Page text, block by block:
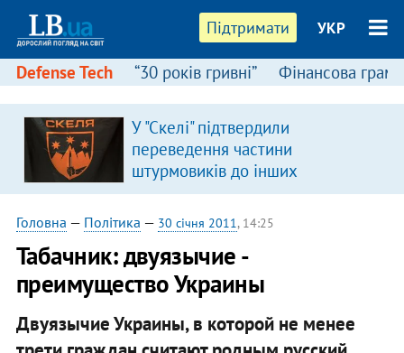
Підтримати УКР
Defense Tech “30 років гривні” Фінансова
У "Скелі" підтвердили
переведення частини
штурмовиків до інших
підрозділів
Головна — Політика — 30 січня 2011, 14:25
Табачник: двуязычие -
преимущество Украины
Двуязычие Украины, в которой не менее